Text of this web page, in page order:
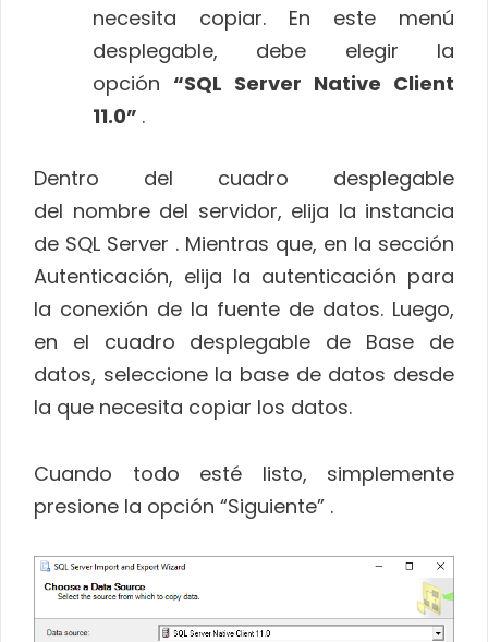
necesita copiar. En este menú
desplegable, debe elegir la
opción “SQL Server Native Client
11.0” .
Dentro del cuadro desplegable
del nombre del servidor, elija la instancia
de SQL Server . Mientras que, en la sección
Autenticación, elija la autenticación para
la conexión de la fuente de datos. Luego,
en el cuadro desplegable de Base de
datos, seleccione la base de datos desde
la que necesita copiar los datos.
Cuando todo esté listo, simplemente
presione la opción “Siguiente” .